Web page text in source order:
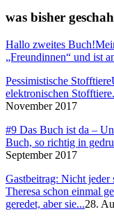
was bisher
Hallo zweites Buch!
„Freundinnen“ und ist
Pessimistische Stofftiere
elektronischen
November 2017
#9 Das Buch ist da –
Buch, so richtig in
September 2017
Gastbeitrag: Nicht jeder
Theresa schon einmal
geredet, aber sie...28.